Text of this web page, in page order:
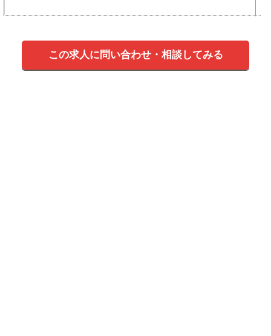
この求人に問い合わせ・相談してみる